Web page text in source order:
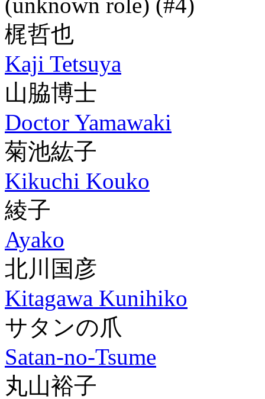
梶哲也
Kaji Tetsuya
山脇博士
Doctor Yamawaki
菊池紘子
Kikuchi Kouko
綾子
Ayako
北川国彦
Kitagawa Kunihiko
サタンの爪
Satan-no-Tsume
丸山裕子